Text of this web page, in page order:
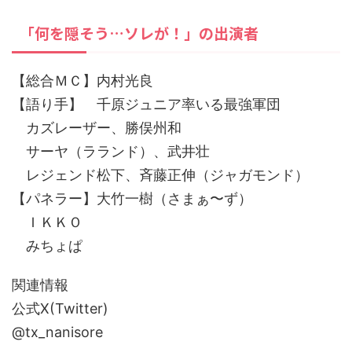
「何を隠そう…ソレが！」の出演者
【総合ＭＣ】内村光良
【語り手】 千原ジュニア率いる最強軍団
カズレーザー、勝俣州和
サーヤ（ラランド）、武井壮
レジェンド松下、斉藤正伸（ジャガモンド）
【パネラー】大竹一樹（さまぁ〜ず）
ＩＫＫＯ
みちょぱ
関連情報
公式X(Twitter)
@tx_nanisore